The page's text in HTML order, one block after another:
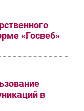
«Госвеб»
в